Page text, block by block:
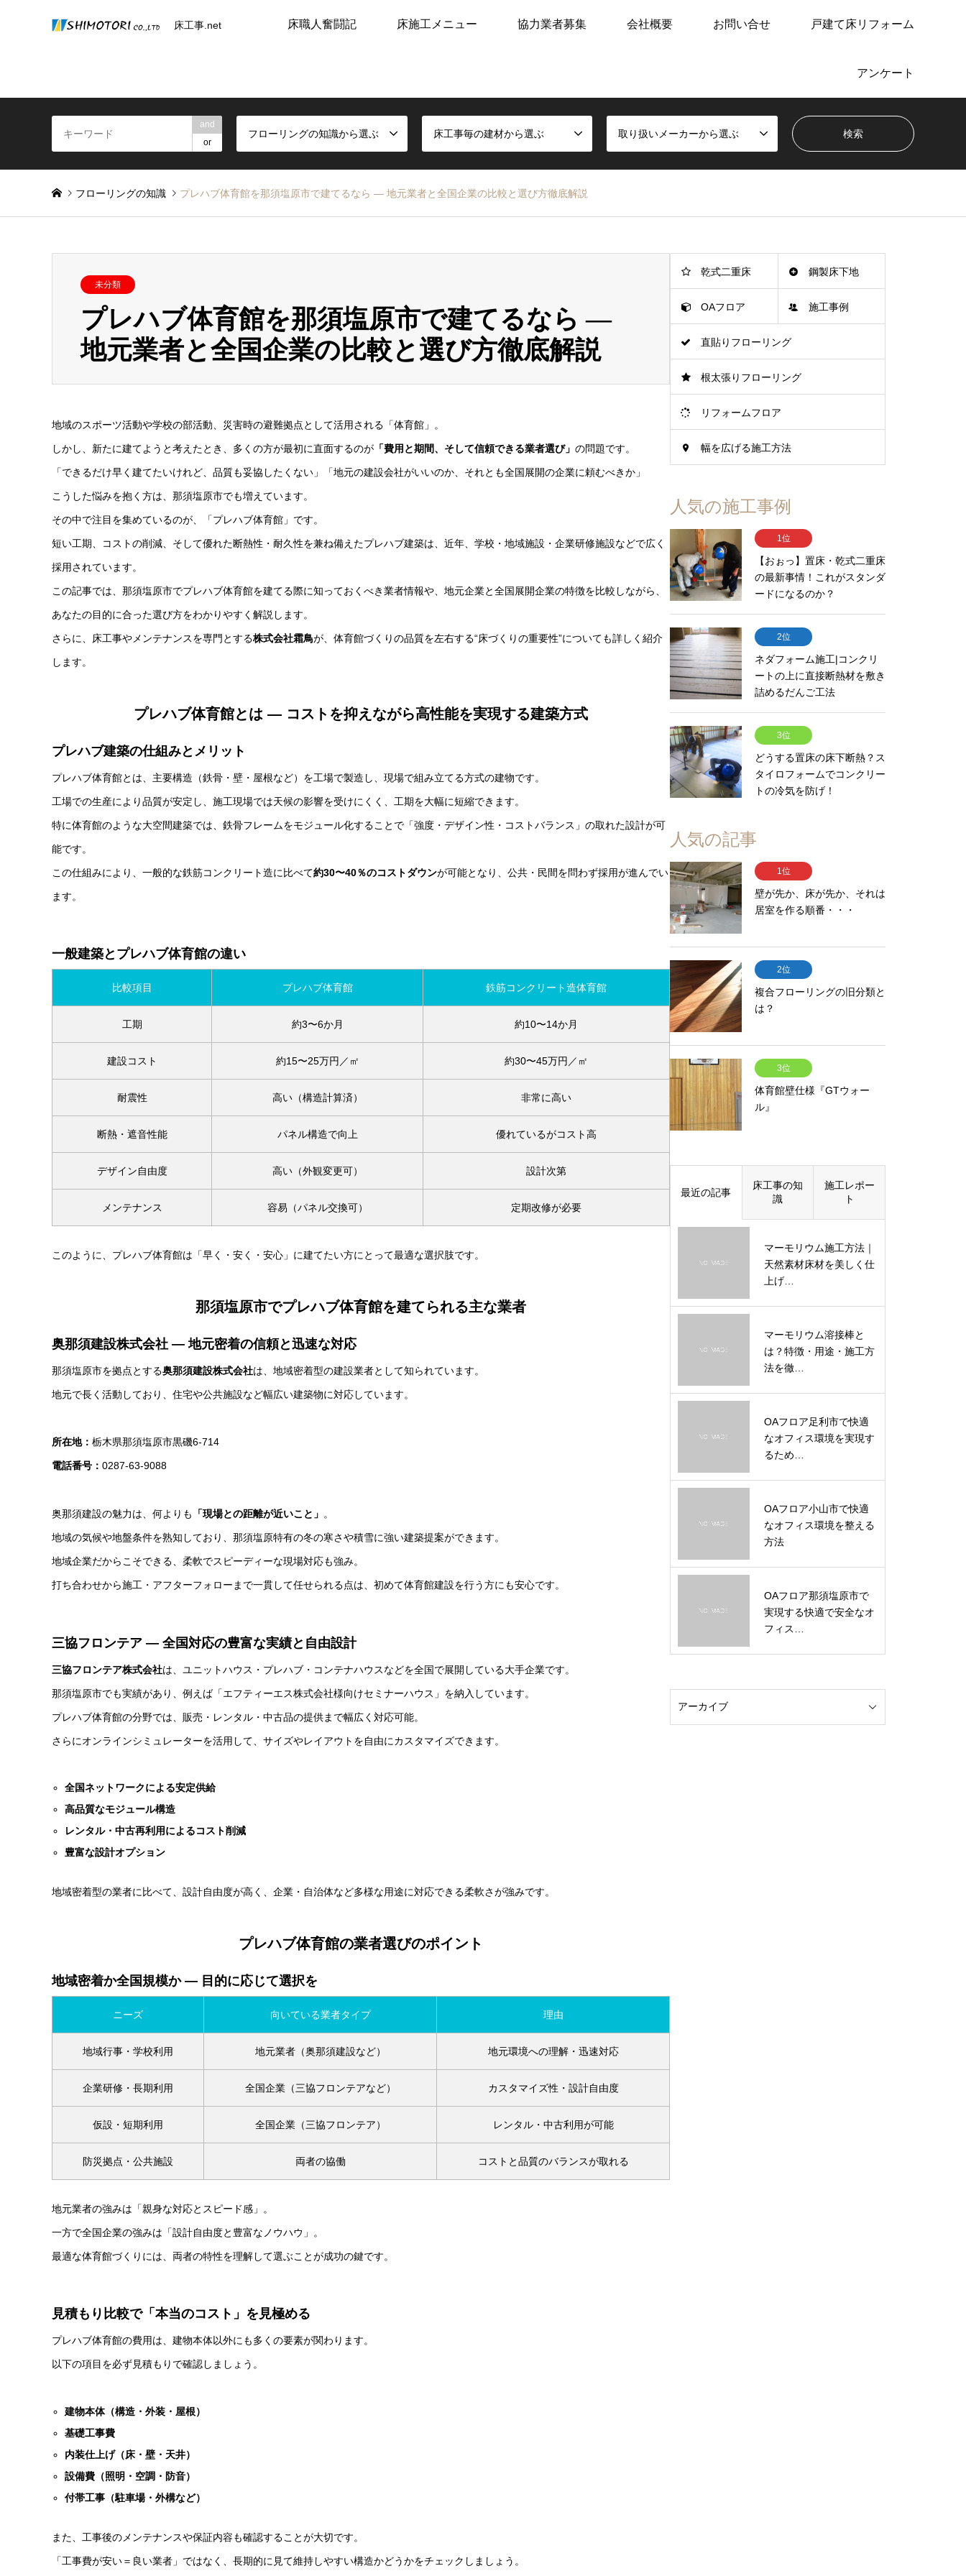
床工事.net 床職人奮闘記 床施工メニュー 協力業者募集 会社概要 お問い合せ 戸建て床リフォーム
アンケート
and
or
フローリングの知識から選ぶ 床工事毎の建材から選ぶ 取り扱いメーカーから選ぶ
フローリングの知識 プレハブ体育館を那須塩原市で建てるなら ― 地元業者と全国企業の比較と選び方徹底解説
未分類
プレハブ体育館を那須塩原市で建てるなら ―
地元業者と全国企業の比較と選び方徹底解説
地域のスポーツ活動や学校の部活動、災害時の避難拠点として活用される「体育館」。
しかし、新たに建てようと考えたとき、多くの方が最初に直面するのが 「費用と期間、そして信頼できる業者選び」 の問題です。
「できるだけ早く建てたいけれど、品質も妥協したくない」「地元の建設会社がいいのか、それとも全国展開の企業に頼むべきか」
こうした悩みを抱く方は、那須塩原市でも増えています。
その中で注目を集めているのが、「プレハブ体育館」です。
短い工期、コストの削減、そして優れた断熱性・耐久性を兼ね備えたプレハブ建築は、近年、学校・地域施設・企業研修施設などで広く
採用されています。
この記事では、那須塩原市でプレハブ体育館を建てる際に知っておくべき業者情報や、地元企業と全国展開企業の特徴を比較しながら、
あなたの目的に合った選び方をわかりやすく解説します。
さらに、床工事やメンテナンスを専門とする株式会社霜鳥が、体育館づくりの品質を左右する“床づくりの重要性”についても詳しく紹介
します。
プレハブ体育館とは ― コストを抑えながら高性能を実現する建築方式
プレハブ建築の仕組みとメリット
プレハブ体育館とは、主要構造（鉄骨・壁・屋根など）を工場で製造し、現場で組み立てる方式の建物です。
工場での生産により品質が安定し、施工現場では天候の影響を受けにくく、工期を大幅に短縮できます。
特に体育館のような大空間建築では、鉄骨フレームをモジュール化することで「強度・デザイン性・コストバランス」の取れた設計が可
能です。
この仕組みにより、一般的な鉄筋コンクリート造に比べて約30〜40％のコストダウンが可能となり、公共・民間を問わず採用が進んでい
ます。
一般建築とプレハブ体育館の違い
比較項目 プレハブ体育館 鉄筋コンクリート造体育館
工期 約3〜6か月 約10〜14か月
建設コスト 約15〜25万円／㎡ 約30〜45万円／㎡
耐震性 高い（構造計算済） 非常に高い
断熱・遮音性能 パネル構造で向上 優れているがコスト高
デザイン自由度 高い（外観変更可） 設計次第
メンテナンス 容易（パネル交換可） 定期改修が必要
このように、プレハブ体育館は「早く・安く・安心」に建てたい方にとって最適な選択肢です。
那須塩原市でプレハブ体育館を建てられる主な業者
奥那須建設株式会社 ― 地元密着の信頼と迅速な対応
那須塩原市を拠点とする奥那須建設株式会社は、地域密着型の建設業者として知られています。
地元で長く活動しており、住宅や公共施設など幅広い建築物に対応しています。
所在地： 栃木県那須塩原市黒磯6-714
電話番号： 0287-63-9088
奥那須建設の魅力は、何よりも 「現場との距離が近いこと」 。
地域の気候や地盤条件を熟知しており、那須塩原特有の冬の寒さや積雪に強い建築提案ができます。
地域企業だからこそできる、柔軟でスピーディーな現場対応も強み。
打ち合わせから施工・アフターフォローまで一貫して任せられる点は、初めて体育館建設を行う方にも安心です。
三協フロンテア ― 全国対応の豊富な実績と自由設計
三協フロンテア株式会社は、ユニットハウス・プレハブ・コンテナハウスなどを全国で展開している大手企業です。
那須塩原市でも実績があり、例えば「エフティーエス株式会社様向けセミナーハウス」を納入しています。
プレハブ体育館の分野では、販売・レンタル・中古品の提供まで幅広く対応可能。
さらにオンラインシミュレーターを活用して、サイズやレイアウトを自由にカスタマイズできます。
全国ネットワークによる安定供給
高品質なモジュール構造
レンタル・中古再利用によるコスト削減
豊富な設計オプション
地域密着型の業者に比べて、設計自由度が高く、企業・自治体など多様な用途に対応できる柔軟さが強みです。
プレハブ体育館の業者選びのポイント
地域密着か全国規模か ― 目的に応じて選択を
ニーズ 向いている業者タイプ 理由
地域行事・学校利用 地元業者（奥那須建設など） 地元環境への理解・迅速対応
企業研修・長期利用 全国企業（三協フロンテアなど） カスタマイズ性・設計自由度
仮設・短期利用 全国企業（三協フロンテア） レンタル・中古利用が可能
防災拠点・公共施設 両者の協働 コストと品質のバランスが取れる
地元業者の強みは「親身な対応とスピード感」。
一方で全国企業の強みは「設計自由度と豊富なノウハウ」。
最適な体育館づくりには、両者の特性を理解して選ぶことが成功の鍵です。
見積もり比較で「本当のコスト」を見極める
プレハブ体育館の費用は、建物本体以外にも多くの要素が関わります。
以下の項目を必ず見積もりで確認しましょう。
建物本体（構造・外装・屋根）
基礎工事費
内装仕上げ（床・壁・天井）
設備費（照明・空調・防音）
付帯工事（駐車場・外構など）
また、工事後のメンテナンスや保証内容も確認することが大切です。
「工事費が安い＝良い業者」ではなく、長期的に見て維持しやすい構造かどうかをチェックしましょう。
乾式二重床 鋼製床下地
OAフロア 施工事例
直貼りフローリング
根太張りフローリング
リフォームフロア
幅を広げる施工方法
人気の施工事例
1位
【おぉっ】置床・乾式二重床
の最新事情！これがスタンダ
ードになるのか？
2位
ネダフォーム施工|コンクリ
ートの上に直接断熱材を敷き
詰めるだんご工法
3位
どうする置床の床下断熱？ス
タイロフォームでコンクリー
トの冷気を防げ！
人気の記事
1位
壁が先か、床が先か、それは
居室を作る順番・・・
2位
複合フローリングの旧分類と
は？
3位
体育館壁仕様『GTウォー
ル』
最近の記事
床工事の知
識
施工レポー
ト
マーモリウム施工方法｜
天然素材床材を美しく仕
上げ…
マーモリウム溶接棒と
は？特徴・用途・施工方
法を徹…
OAフロア足利市で快適
なオフィス環境を実現す
るため…
OAフロア小山市で快適
なオフィス環境を整える
方法
OAフロア那須塩原市で
実現する快適で安全なオ
フィス…